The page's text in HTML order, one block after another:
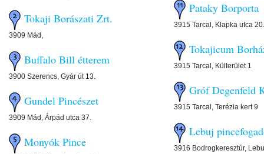
Tokaji Borászati Zrt.
3909 Mád,
Buffalo Bill étterem
3900 Szerencs, Gyár út 13.
Gundel Pincészet
3909 Mád, Árpád utca 37.
Monyók Pince
Pataky Borporta
3915 Tarcal, Klapka utca 20.
Tokajicum
3915 Tarcal, Külterület 1
Gróf Degenfeld
3915 Tarcal, Terézia kert 9
Lebuj
3916 Bodrogkeresztúr,